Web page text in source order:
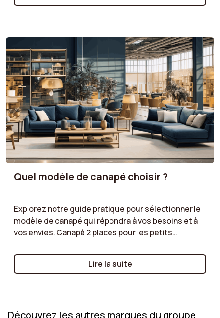
effet moderne, ou teintes naturelles pour une
atmosphère chaleureuse : suivez nos
recommandations pour un choix de couleur qui
sublimera votre espace tout en reflétant votre
personnalité.
Quel modèle de canapé choisir ?
Explorez notre guide pratique pour sélectionner le
modèle de canapé qui répondra à vos besoins et à
vos envies. Canapé 2 places pour les petits
canapé modulable pour une flexibilité maximale :
nous vous aidons à comprendre les avantages de
Lire la suite
Découvrez les autres marques du groupe